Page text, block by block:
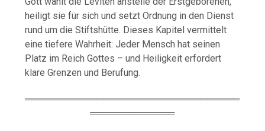
heiligt sie für sich und setzt Ordnung in den Dienst
rund um die Stiftshütte. Dieses Kapitel vermittelt
eine tiefere Wahrheit: Jeder Mensch hat seinen
Platz im Reich Gottes – und Heiligkeit erfordert
klare Grenzen und Berufung.
═════════════════════════════════
═════════════